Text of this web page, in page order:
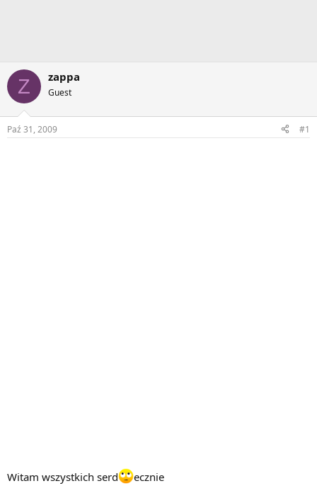
Z zappa
Guest
Paź 31, 2009 #1
Witam wszystkich serd ecznie